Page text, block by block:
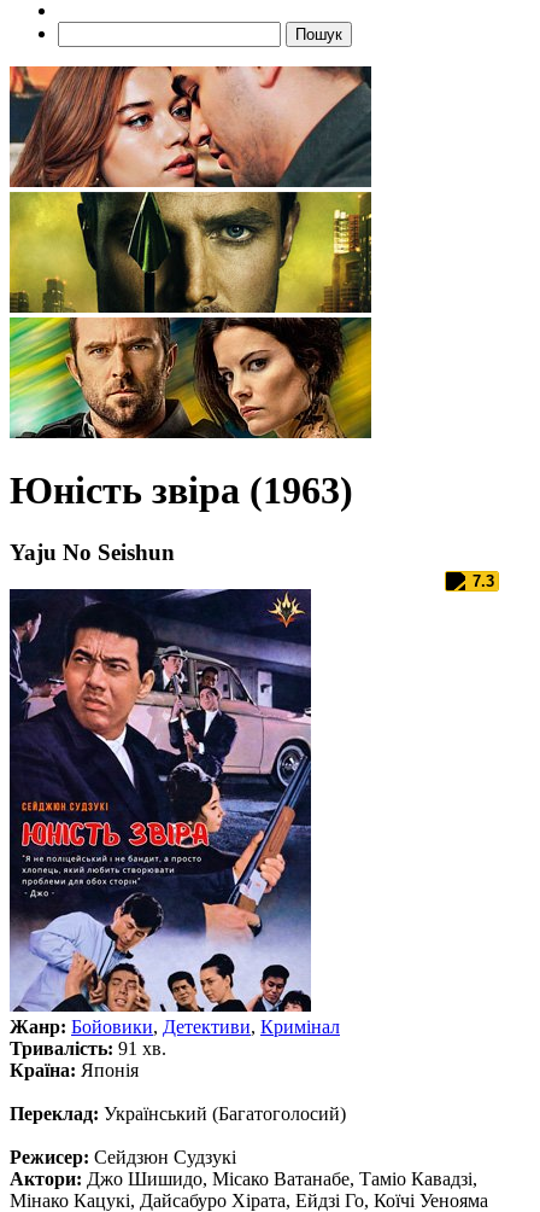
Пошук
Юність звіра (1963)
Yaju No Seishun
7.3
Жанр: Бойовики, Детективи, Кримінал
Тривалість: 91 хв.
Країна: Японія
Переклад: Український (Багатоголосий)
Режисер: Сейдзюн Судзукі
Актори: Джо Шишидо, Місако Ватанабе, Таміо Кавадзі,
Мінако Кацукі, Дайсабуро Хірата, Ейдзі Го, Коїчі Уенояма